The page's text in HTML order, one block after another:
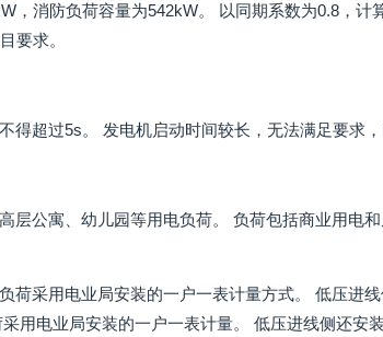
，消防负荷容量为542kW。 以同期系数为0.8，
要求。
得超过5s。 发电机启动时间较长，无法满足要求
层公寓、幼儿园等用电负荷。 负荷包括商业用电
荷采用电业局安装的一户一表计量方式。 低压进
用电业局安装的一户一表计量。 低压进线侧还安